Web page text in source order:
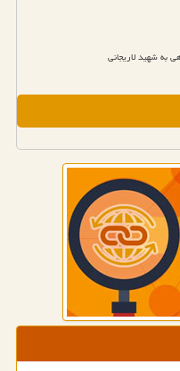
به شهید لاریجانی